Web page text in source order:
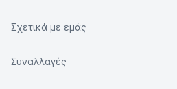
Σχετικά με εμάς
Συναλλαγές